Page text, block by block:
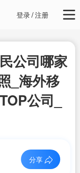
登录/注册
公司哪家
_海外移
公司_
分享